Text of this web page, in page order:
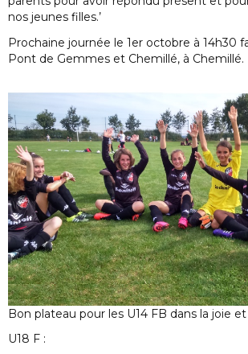
nos jeunes filles.’
Prochaine journée le 1er octobre à 14h30
Pont de Gemmes et Chemillé, à Chemillé.
Bon plateau pour les U14 FB dans la joie
U18 F :